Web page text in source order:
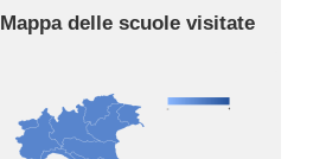
Mappa delle scuole visitate